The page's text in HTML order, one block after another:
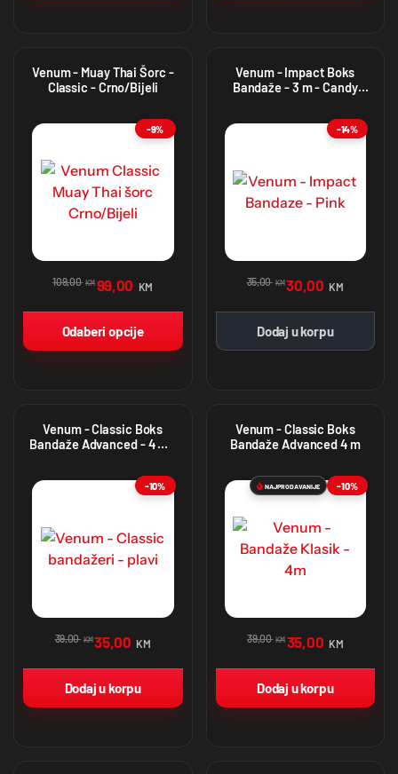
Venum - Muay Thai Šorc -
Classic - Crno/Bijeli
-9%
109,00 KM 99,00 KM
Odaberi opcije
Venum - Impact Boks
Bandaže - 3 m - Candy
-14%
35,00 KM30,00 KM
Dodaj u korpu
Venum - Classic Boks
Bandaže Advanced - 4 m -
-10%
39,00 KM35,00 KM
Dodaj u korpu
Venum - Classic Boks
Bandaže Advanced 4 m
-10%
NAJPRODAVANIJE
39,00 KM 35,00 KM
Dodaj u korpu